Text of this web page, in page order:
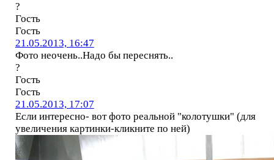
?
Гость
Гость
21.05.2013, 16:47
Фото неочень..Надо бы переснять..
?
Гость
Гость
21.05.2013, 17:07
Если интересно- вот фото реальной "колотушки" (для
увеличения картинки-кликните по ней)